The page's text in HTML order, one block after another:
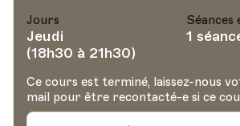
Jours
Jeudi
(18h30 à 21h30)
Séances
1
Ce cours est terminé, laissez-nous
mail pour être recontacté-e si ce